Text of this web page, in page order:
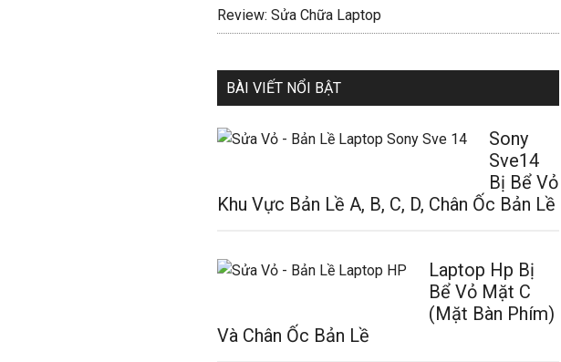
Review: Sửa Chữa Laptop
BÀI VIẾT NỔI BẬT
Sony
Sve14
Bị Bể Vỏ
Khu Vực Bản Lề A, B, C, D, Chân Ốc Bản Lề
Laptop Hp Bị
Bể Vỏ Mặt C
(Mặt Bàn Phím)
Và Chân Ốc Bản Lề